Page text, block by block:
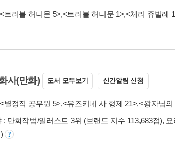
<트러블 허니문 5>,<트러블 허니문 1>,<체리 쥬빌레
사(만화) 도서 모두보기 신간알림 신청
<별정직 공무원 5>,<유즈키네 사 형제 21>,<왕자님의
: 만화작법/일러스트 3위 (브랜드 지수 113,683점),
)